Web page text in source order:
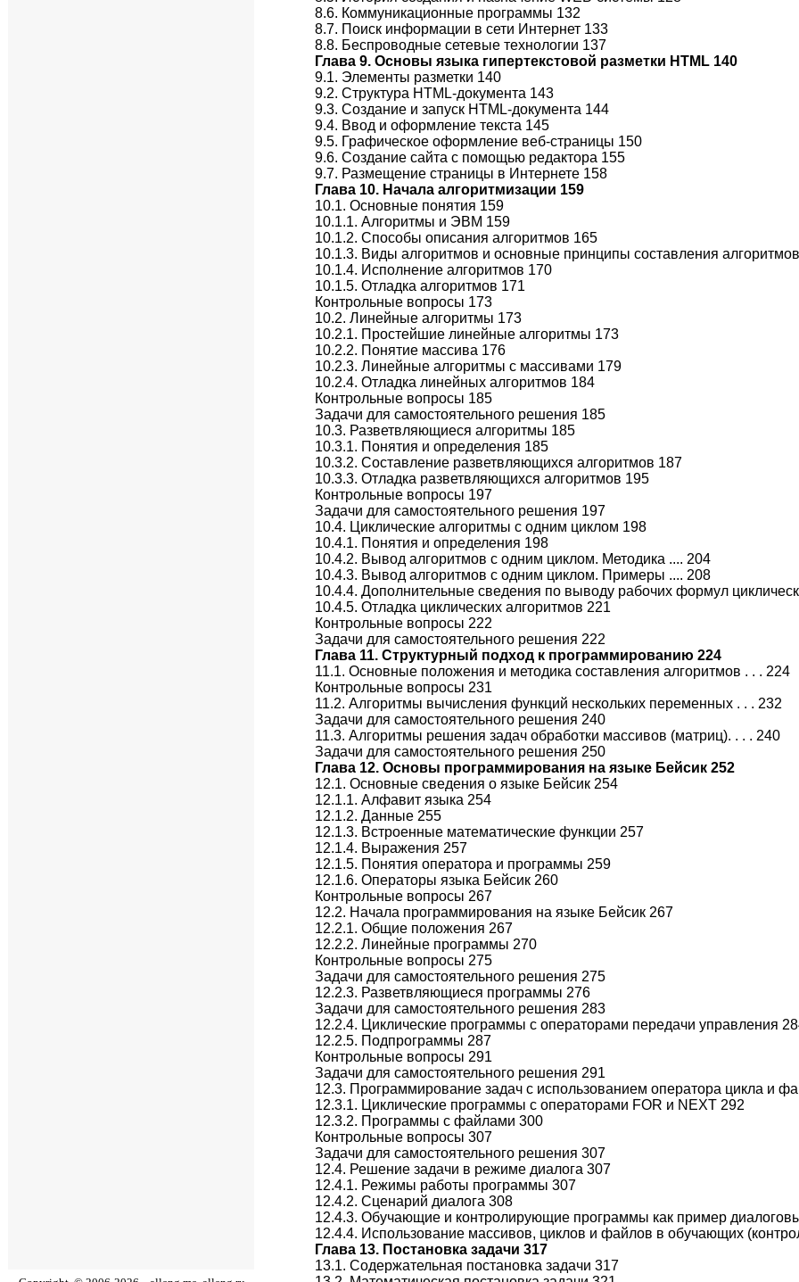
8.6. Коммуникационные программы 132
8.7. Поиск информации в сети Интернет 133
8.8. Беспроводные сетевые технологии 137
Глава 9. Основы языка гипертекстовой разметки HTML 140
9.1. Элементы разметки 140
9.2. Структура HTML-документа 143
9.3. Создание и запуск HTML-документа 144
9.4. Ввод и оформление текста 145
9.5. Графическое оформление веб-страницы 150
9.6. Создание сайта с помощью редактора 155
9.7. Размещение страницы в Интернете 158
Глава 10. Начала алгоритмизации 159
10.1. Основные понятия 159
10.1.1. Алгоритмы и ЭВМ 159
10.1.2. Способы описания алгоритмов 165
10.1.3. Виды алгоритмов и основные принципы составления
10.1.4. Исполнение алгоритмов 170
10.1.5. Отладка алгоритмов 171
Контрольные вопросы 173
10.2. Линейные алгоритмы 173
10.2.1. Простейшие линейные алгоритмы 173
10.2.2. Понятие массива 176
10.2.3. Линейные алгоритмы с массивами 179
10.2.4. Отладка линейных алгоритмов 184
Контрольные вопросы 185
Задачи для самостоятельного решения 185
10.3. Разветвляющиеся алгоритмы 185
10.3.1. Понятия и определения 185
10.3.2. Составление разветвляющихся алгоритмов 187
10.3.3. Отладка разветвляющихся алгоритмов 195
Контрольные вопросы 197
Задачи для самостоятельного решения 197
10.4. Циклические алгоритмы с одним циклом 198
10.4.1. Понятия и определения 198
10.4.2. Вывод алгоритмов с одним циклом. Методика .... 204
10.4.3. Вывод алгоритмов с одним циклом. Примеры .... 208
10.4.4. Дополнительные сведения по выводу рабочих формул
10.4.5. Отладка циклических алгоритмов 221
Контрольные вопросы 222
Задачи для самостоятельного решения 222
Глава 11. Структурный подход к программированию 224
11.1. Основные положения и методика составления алгоритмов . . . 224
Контрольные вопросы 231
11.2. Алгоритмы вычисления функций нескольких переменных . . . 232
Задачи для самостоятельного решения 240
11.3. Алгоритмы решения задач обработки массивов (матриц). . . . 240
Задачи для самостоятельного решения 250
Глава 12. Основы программирования на языке Бейсик 252
12.1. Основные сведения о языке Бейсик 254
12.1.1. Алфавит языка 254
12.1.2. Данные 255
12.1.3. Встроенные математические функции 257
12.1.4. Выражения 257
12.1.5. Понятия оператора и программы 259
12.1.6. Операторы языка Бейсик 260
Контрольные вопросы 267
12.2. Начала программирования на языке Бейсик 267
12.2.1. Общие положения 267
12.2.2. Линейные программы 270
Контрольные вопросы 275
Задачи для самостоятельного решения 275
12.2.3. Разветвляющиеся программы 276
Задачи для самостоятельного решения 283
12.2.4. Циклические программы с операторами передачи управления
12.2.5. Подпрограммы 287
Контрольные вопросы 291
Задачи для самостоятельного решения 291
12.3. Программирование задач с использованием оператора цикла и
12.3.1. Циклические программы с операторами FOR и NEXT 292
12.3.2. Программы с файлами 300
Контрольные вопросы 307
Задачи для самостоятельного решения 307
12.4. Решение задачи в режиме диалога 307
12.4.1. Режимы работы программы 307
12.4.2. Сценарий диалога 308
12.4.3. Обучающие и контролирующие программы как пример
12.4.4. Использование массивов, циклов и файлов в обучающих
Глава 13. Постановка задачи 317
13.1. Содержательная постановка задачи 317